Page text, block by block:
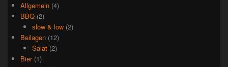
Allgemein (4)
BBQ (2)
slow & low(2)
Beilagen (12)
Salat(2)
Bier(1)